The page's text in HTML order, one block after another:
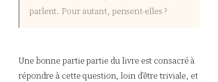
parlent. Pour autant, pensent-elles ?
Une bonne partie partie du livre est consacré à
répondre à cette question, loin d’être triviale, et